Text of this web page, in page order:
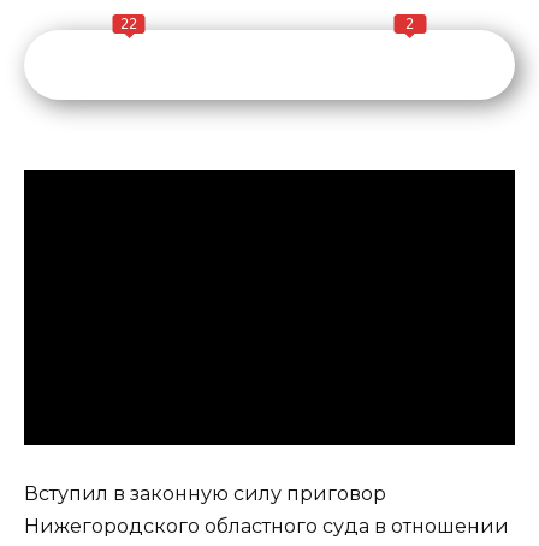
22 2
Вступил в законную силу приговор
Нижегородского областного суда в отношении